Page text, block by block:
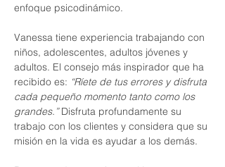
enfoque psicodinámico.
Vanessa tiene experiencia trabajando con
niños, adolescentes, adultos jóvenes y
adultos. El consejo más inspirador que ha
recibido es: “Ríete de tus errores y disfruta
cada pequeño momento tanto como los
grandes.” Disfruta profundamente su
trabajo con los clientes y considera que su
misión en la vida es ayudar a los demás.